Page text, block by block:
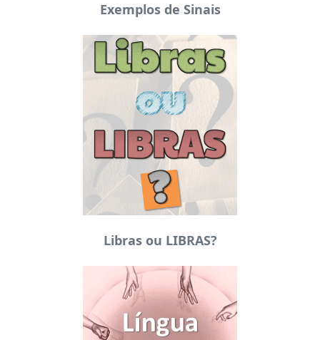
Exemplos de Sinais
Libras ou LIBRAS?